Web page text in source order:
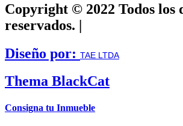
Copyright © 2022 Todos los
reservados. |
Diseño por: TAE LTDA
Thema BlackCat
Consigna tu Inmueble